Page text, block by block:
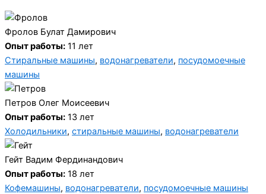
Фролов Булат Дамирович
Опыт работы: 11 лет
Стиральные машины, водонагреватели, посудомоечные
машины
Петров Олег Моисеевич
Опыт работы: 13 лет
Холодильники, стиральные машины, водонагреватели
Гейт Вадим Фердинандович
Опыт работы: 18 лет
Кофемашины, водонагреватели, посудомоечные машины